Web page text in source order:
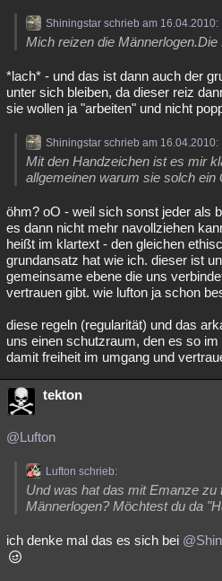
Shiningstar schrieb am 16.04.2010:
Mich reizen die
*lach* - und das ist dann auch der
unter sich bleiben, da dieser reiz
sie wollen ja "arbeiten" und nicht
Shiningstar schrieb am 16.04.2010:
Mit den Handzeichen ist es mir
allgemeinen warum sie solch
öhm? oO - weil sich sonst jeder als
es dann nicht mehr navollziehen
heißt im klartext - den gleichen
grundansatz hat wie ich. dieser ist
gemeinsame ebene die uns
vertrauen gibt. wie lufton ja schon
diese regeln (regularität) und das
uns einen schutzraum, den es so
damit freiheit im umgang und
tekton
@Lufton
Lufton schrieb:
Und was hat das mit Emanze zu
Männerlogen? Möchtest du da
ich denke mal das es sich bei